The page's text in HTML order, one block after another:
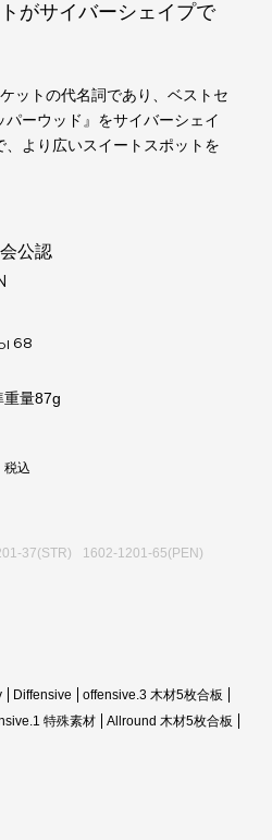
がサイバーシェイプで
ットの代名詞であり、ベストセ
ーウッド』をサイバーシェイ
より広いスイートスポットを
公認
68
重量87g
税込
37(STR) 1602-1201-65(PEN)
Diffensive
offensive.3 木材5枚合板
特殊素材 Allround 木材5枚合板